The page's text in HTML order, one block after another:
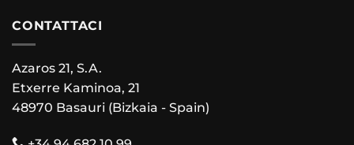
CONTATTACI
Azaros 21, S.A.
Etxerre Kaminoa, 21
48970 Basauri (Bizkaia - Spain)